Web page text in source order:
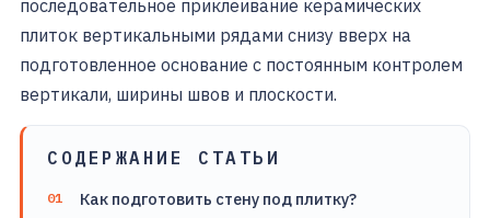
последовательное приклеивание керамических
плиток вертикальными рядами снизу вверх на
подготовленное основание с постоянным контролем
вертикали, ширины швов и плоскости.
СОДЕРЖАНИЕ СТАТЬИ
Как подготовить стену под плитку?